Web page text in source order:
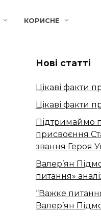
КОРИСНЕ
Нові статті
Цікаві факти
Цікаві факти
Підтримаймо
присвоєння
звання Героя
Валер’ян
питання»
“Важке
Валер’ян